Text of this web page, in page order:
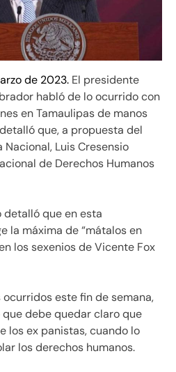
de 2023. El presidente
habló de lo ocurrido con
en Tamaulipas de manos
que, a propuesta del
Luis Cresensio
de Derechos Humanos
detalló que en esta
la máxima de “mátalos en
los sexenios de Vicente Fox
este fin de semana,
debe quedar claro que
los ex panistas, cuando lo
los derechos humanos.